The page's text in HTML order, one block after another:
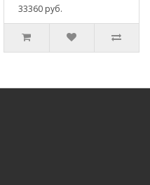
33360 руб.